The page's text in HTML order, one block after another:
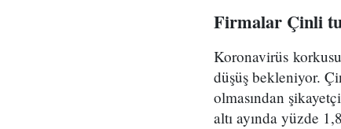
Firmalar Çinli
Koronavirüs
düşüş bekleniyor.
olmasından
altı ayında yüzde